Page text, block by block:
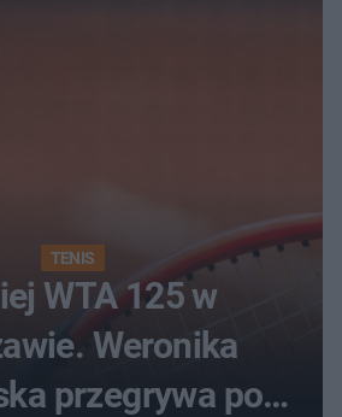
TENIS
WTA 125 w
Weronika
przegrywa po